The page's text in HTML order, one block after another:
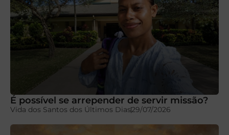
É possível se arrepender de servir missão?
Vida dos Santos dos Últimos Dias29/07/2026